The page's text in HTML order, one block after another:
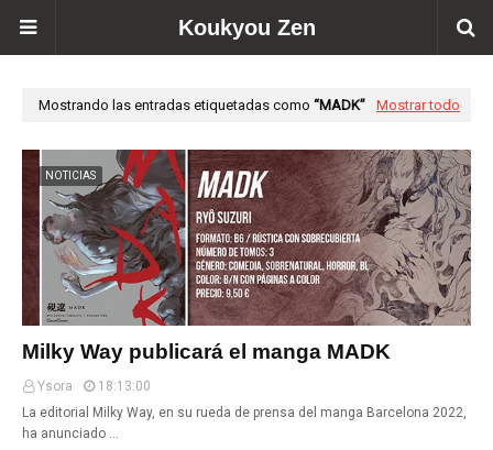
Koukyou Zen
Mostrando las entradas etiquetadas como MADK Mostrar todo
NOTICIAS
Milky Way publicará el manga MADK
Ysora
18:13:00
La editorial Milky Way, en su rueda de prensa del manga Barcelona 2022,
ha anunciado …